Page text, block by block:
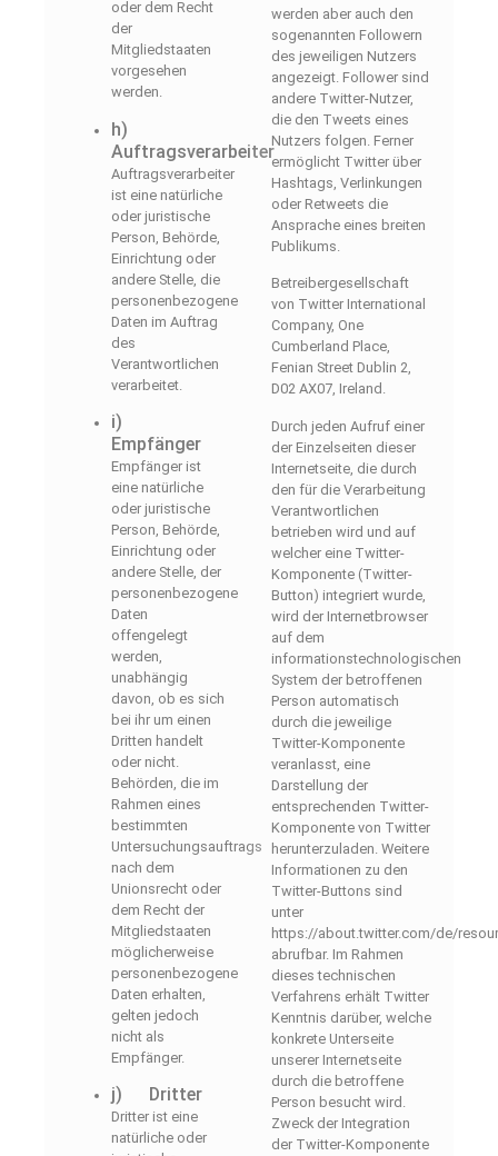
oder dem Recht
der
Mitgliedstaaten
vorgesehen
werden.
h)
Auftragsverarbeiter
Auftragsverarbeiter
ist eine natürliche
oder juristische
Person, Behörde,
Einrichtung oder
andere Stelle, die
personenbezogene
Daten im Auftrag
des
Verantwortlichen
verarbeitet.
i)
Empfänger
Empfänger ist
eine natürliche
oder juristische
Person, Behörde,
Einrichtung oder
andere Stelle, der
personenbezogene
Daten
offengelegt
werden,
unabhängig
davon, ob es sich
bei ihr um einen
Dritten handelt
oder nicht.
Behörden, die im
Rahmen eines
bestimmten
Untersuchungsauftrags
nach dem
Unionsrecht oder
dem Recht der
Mitgliedstaaten
möglicherweise
personenbezogene
Daten erhalten,
gelten jedoch
nicht als
Empfänger.
j) Dritter
Dritter ist eine
natürliche oder
werden aber auch den
sogenannten Followern
des jeweiligen Nutzers
angezeigt. Follower sind
andere Twitter-Nutzer,
die den Tweets eines
Nutzers folgen. Ferner
ermöglicht Twitter über
Hashtags, Verlinkungen
oder Retweets die
Ansprache eines breiten
Publikums.
Betreibergesellschaft
von Twitter International
Company, One
Cumberland Place,
Fenian Street Dublin 2,
D02 AX07, Ireland.
Durch jeden Aufruf einer
der Einzelseiten dieser
Internetseite, die durch
den für die Verarbeitung
Verantwortlichen
betrieben wird und auf
welcher eine Twitter-
Komponente (Twitter-
Button) integriert wurde,
wird der Internetbrowser
auf dem
informationstechnologischen
System der betroffenen
Person automatisch
durch die jeweilige
Twitter-Komponente
veranlasst, eine
Darstellung der
entsprechenden Twitter-
Komponente von Twitter
herunterzuladen. Weitere
Informationen zu den
Twitter-Buttons sind
unter
https://about.twitter.com/de/
abrufbar. Im Rahmen
dieses technischen
Verfahrens erhält Twitter
Kenntnis darüber, welche
konkrete Unterseite
unserer Internetseite
durch die betroffene
Person besucht wird.
Zweck der Integration
der Twitter-Komponente